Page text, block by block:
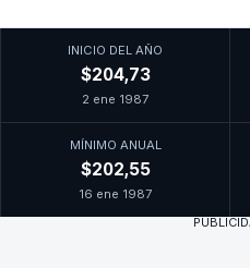
INICIO DEL AÑO
$204,73
2 ene 1987
MÍNIMO ANUAL
$202,55
16 ene 1987